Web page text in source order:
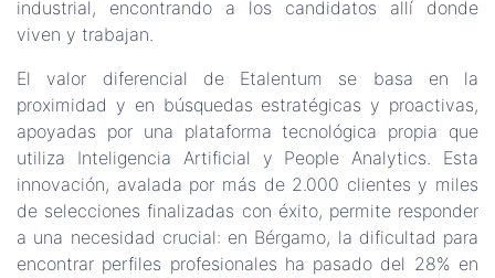
industrial, encontrando a los candidatos allí donde
viven y trabajan.
El valor diferencial de Etalentum se basa en la
proximidad y en búsquedas estratégicas y proactivas,
apoyadas por una plataforma tecnológica propia que
utiliza Inteligencia Artificial y People Analytics. Esta
innovación, avalada por más de 2.000 clientes y miles
de selecciones finalizadas con éxito, permite responder
a una necesidad crucial: en Bérgamo, la dificultad para
encontrar perfiles profesionales ha pasado del 28% en